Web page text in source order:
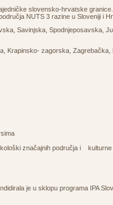
slovensko-hrvatske
NUTS 3 razine u Sloveniji i
Savinjska, Spodnjeposavska,
Krapinsko- zagorska,
značajnih područja i kulturne
je u sklopu programa IPA